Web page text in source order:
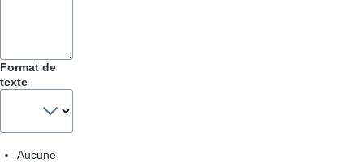
Format de
texte
Aucune